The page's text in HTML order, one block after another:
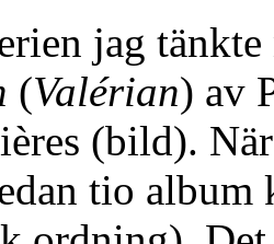
jag
(Valérian) av
(bild).
tio